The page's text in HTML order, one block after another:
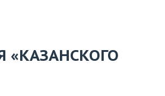
«КАЗАНСКОГО